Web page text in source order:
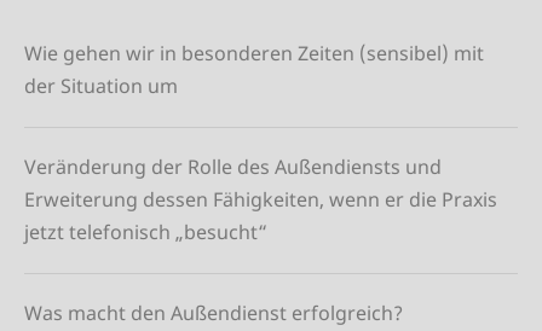
Wie gehen wir in besonderen Zeiten (sensibel) mit
der Situation um
Veränderung der Rolle des Außendiensts und
Erweiterung dessen Fähigkeiten, wenn er die Praxis
jetzt telefonisch „besucht“
Was macht den Außendienst erfolgreich?